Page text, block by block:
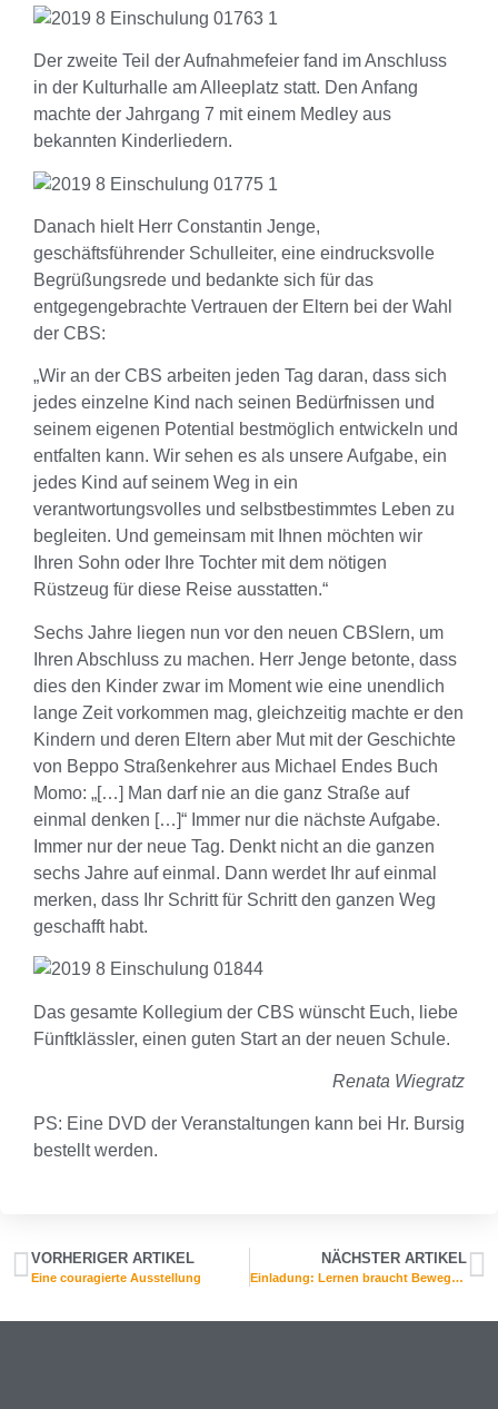
Der zweite Teil der Aufnahmefeier fand im Anschluss
in der Kulturhalle am Alleeplatz statt. Den Anfang
machte der Jahrgang 7 mit einem Medley aus
bekannten Kinderliedern.
Danach hielt Herr Constantin Jenge,
geschäftsführender Schulleiter, eine eindrucksvolle
Begrüßungsrede und bedankte sich für das
entgegengebrachte Vertrauen der Eltern bei der Wahl
der CBS:
„Wir an der CBS arbeiten jeden Tag daran, dass sich
jedes einzelne Kind nach seinen Bedürfnissen und
seinem eigenen Potential bestmöglich entwickeln und
entfalten kann. Wir sehen es als unsere Aufgabe, ein
jedes Kind auf seinem Weg in ein
verantwortungsvolles und selbstbestimmtes Leben zu
begleiten. Und gemeinsam mit Ihnen möchten wir
Ihren Sohn oder Ihre Tochter mit dem nötigen
Rüstzeug für diese Reise ausstatten.“
Sechs Jahre liegen nun vor den neuen CBSlern, um
Ihren Abschluss zu machen. Herr Jenge betonte, dass
dies den Kinder zwar im Moment wie eine unendlich
lange Zeit vorkommen mag, gleichzeitig machte er den
Kindern und deren Eltern aber Mut mit der Geschichte
von Beppo Straßenkehrer aus Michael Endes Buch
Momo: „[…] Man darf nie an die ganz Straße auf
einmal denken […]“ Immer nur die nächste Aufgabe.
Immer nur der neue Tag. Denkt nicht an die ganzen
sechs Jahre auf einmal. Dann werdet Ihr auf einmal
merken, dass Ihr Schritt für Schritt den ganzen Weg
geschafft habt.
Das gesamte Kollegium der CBS wünscht Euch, liebe
Fünftklässler, einen guten Start an der neuen Schule.
Renata Wiegratz
PS: Eine DVD der Veranstaltungen kann bei Hr. Bursig
bestellt werden.
VORHERIGER ARTIKEL
Eine couragierte Ausstellung
NÄCHSTER ARTIKEL
Einladung: Lernen braucht Bewegung am 27.11.2019